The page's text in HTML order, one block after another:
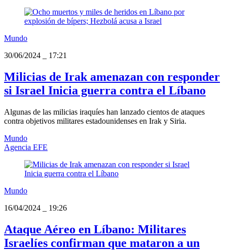
Mundo
30/06/2024
17:21
Milicias de Irak amenazan con responder
si Israel Inicia guerra contra el Líbano
Algunas de las milicias iraquíes han lanzado cientos de ataques
contra objetivos militares estadounidenses en Irak y Siria.
Mundo
Agencia EFE
Mundo
16/04/2024
19:26
Ataque Aéreo en Líbano: Militares
Israelíes confirman que mataron a un